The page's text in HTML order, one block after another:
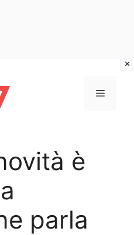
Menu
è
parla